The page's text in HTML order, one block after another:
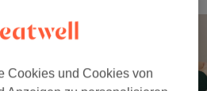
Cookies und Cookies von